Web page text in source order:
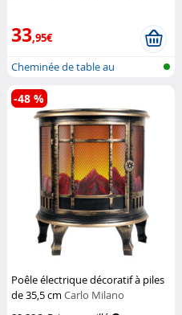
33,95€
Cheminée de table au
bioéthanol
Poêle électrique décoratif à piles
de 35,5 cmCarlo Milano
-48 %